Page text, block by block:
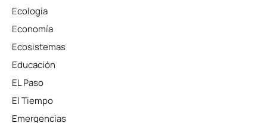
Ecología
Economía
Ecosistemas
Educación
EL Paso
El Tiempo
Emergencias